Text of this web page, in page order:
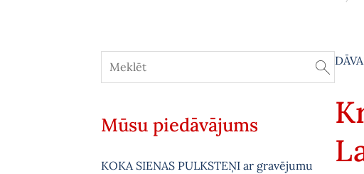
Mūsu piedāvājums
KOKA SIENAS PULKSTEŅI ar gravējumu